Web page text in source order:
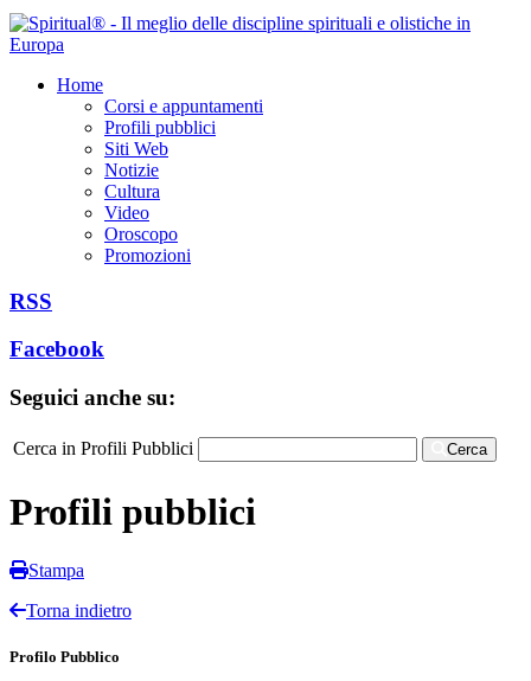
Home
Corsi e appuntamenti
Profili pubblici
Siti Web
Notizie
Cultura
Video
Oroscopo
Promozioni
RSS
Facebook
Seguici anche su:
Cerca in Profili Pubblici Cerca
Profili pubblici
Stampa
Torna indietro
Profilo Pubblico